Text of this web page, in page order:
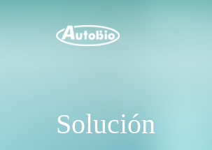
Solución